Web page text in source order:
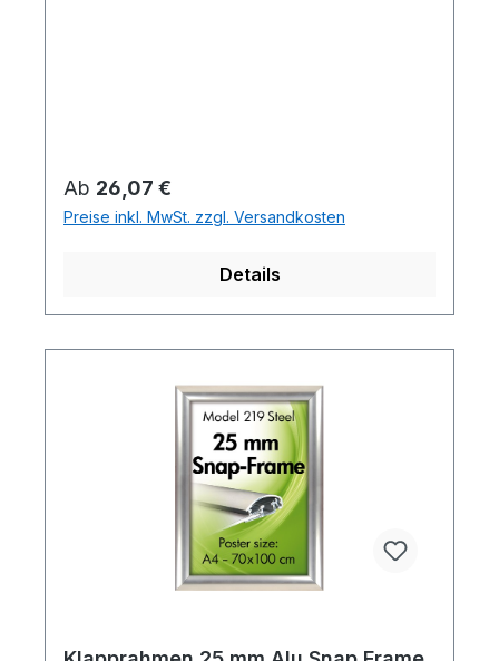
Regulärer Preis:
Ab 26,07 €
Preise inkl. MwSt. zzgl. Versandkosten
Details